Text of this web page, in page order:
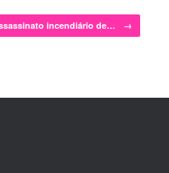
incendiário de… →